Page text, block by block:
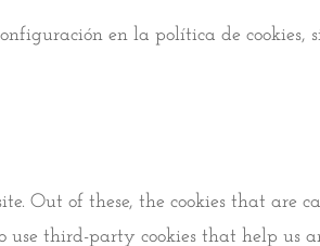
en la política de
Out of these, the cookies that are
use third-party cookies that help us